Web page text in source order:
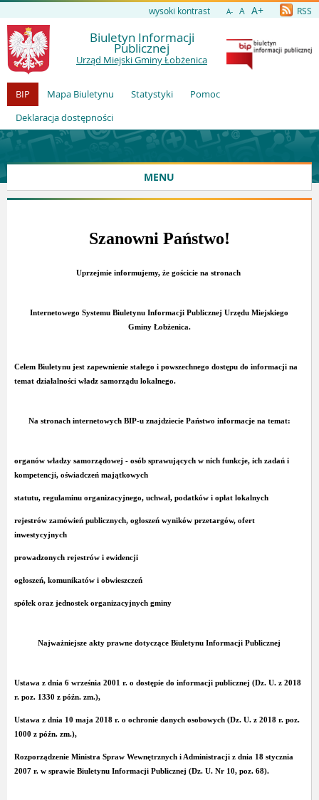
wysoki kontrast A- A A+ RSS
Biuletyn Informacji
Publicznej
Urząd Miejski Gminy Łobżenica
BIP Mapa Biuletynu Statystyki
Pomoc
Deklaracja dostępności
MENU
Szanowni Państwo!
Uprzejmie informujemy, że gościcie na stronach
Internetowego Systemu Biuletynu Informacji Publicznej Urzędu Miejskiego
Gminy Łobżenica.
Celem Biuletynu jest zapewnienie stałego i powszechnego dostępu do informacji na
temat działalności władz samorządu lokalnego.
Na stronach internetowych BIP-u znajdziecie Państwo informacje na temat:
organów władzy samorządowej - osób sprawujących w nich funkcje, ich zadań i
kompetencji, oświadczeń majątkowych
statutu, regulaminu organizacyjnego, uchwał, podatków i opłat lokalnych
rejestrów zamówień publicznych, ogłoszeń wyników przetargów, ofert
inwestycyjnych
prowadzonych rejestrów i ewidencji
ogłoszeń, komunikatów i obwieszczeń
spółek oraz jednostek organizacyjnych gminy
Najważniejsze akty prawne dotyczące Biuletynu Informacji Publicznej
Ustawa z dnia 6 września 2001 r. o dostępie do informacji publicznej (Dz. U. z 2018
r. poz. 1330 z późn. zm.),
Ustawa z dnia 10 maja 2018 r. o ochronie danych osobowych (Dz. U. z 2018 r. poz.
1000 z późn. zm.),
Rozporządzenie Ministra Spraw Wewnętrznych i Administracji z dnia 18 stycznia
2007 r. w sprawie Biuletynu Informacji Publicznej (Dz. U. Nr 10, poz. 68).